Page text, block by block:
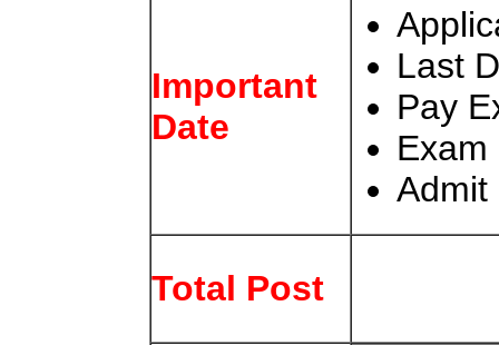
Important
Date
Last
Pay
Admit
Total Post